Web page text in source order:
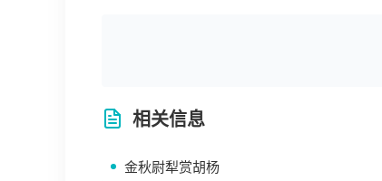
相关信息
金秋尉犁赏胡杨